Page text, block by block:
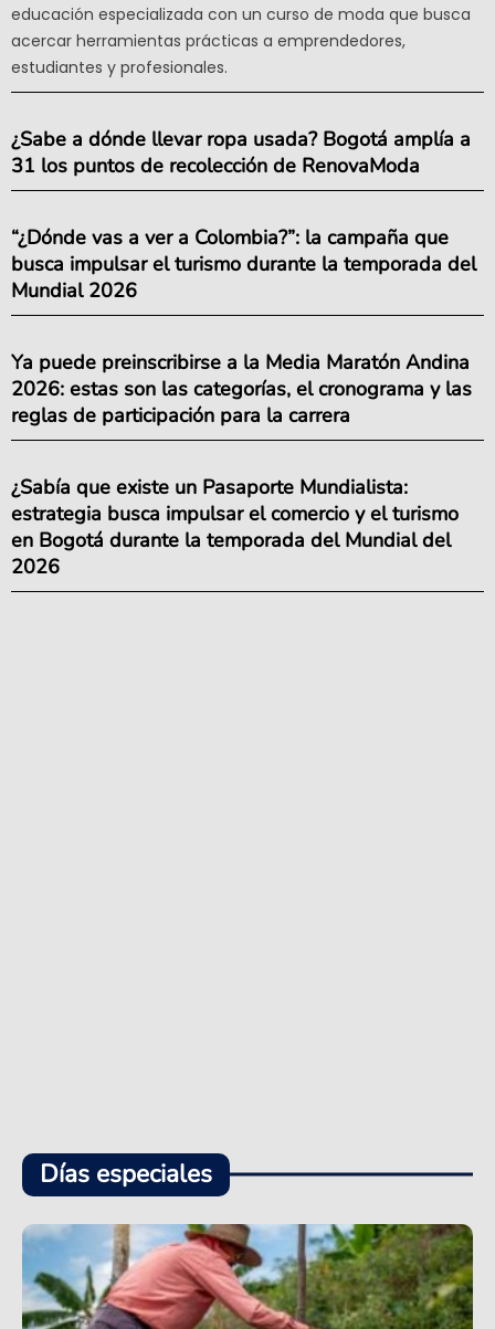
educación especializada con un curso de moda que busca
acercar herramientas prácticas a emprendedores,
estudiantes y profesionales.
¿Sabe a dónde llevar ropa usada? Bogotá amplía a
31 los puntos de recolección de RenovaModa
“¿Dónde vas a ver a Colombia?”: la campaña que
busca impulsar el turismo durante la temporada del
Mundial 2026
Ya puede preinscribirse a la Media Maratón Andina
2026: estas son las categorías, el cronograma y las
reglas de participación para la carrera
¿Sabía que existe un Pasaporte Mundialista:
estrategia busca impulsar el comercio y el turismo
en Bogotá durante la temporada del Mundial del
2026
Días especiales